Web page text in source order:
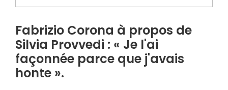
Fabrizio Corona à propos de
Silvia Provvedi : « Je l'ai
façonnée parce que j'avais
honte ».